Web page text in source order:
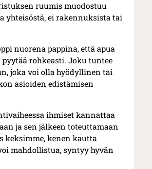
ruumis muodostuu
yhteisöstä, ei rakennuksista tai
nuorena pappina, että apua
rohkeasti. Joku tuntee
joka voi olla hyödyllinen tai
asioiden edistämisen
ihmiset kannattaa
ja sen jälkeen toteuttamaan
keksimme, kenen kautta
mahdollistua, syntyy hyvän